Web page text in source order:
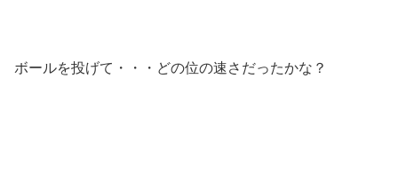
ボールを投げて・・・どの位の速さだったかな？